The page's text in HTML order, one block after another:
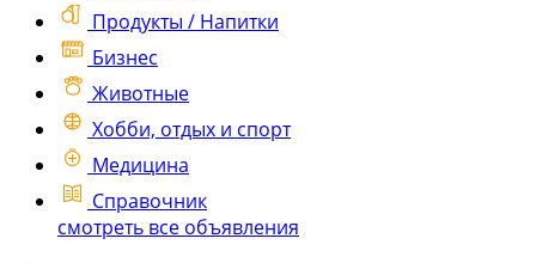
Продукты / Напитки
Бизнес
Животные
Хобби, отдых и спорт
Медицина
Справочник
смотреть все объявления